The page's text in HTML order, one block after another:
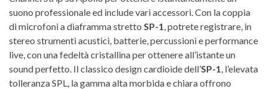
suono professionale ed include vari accessori. Con la coppia
di microfoni a diaframma stretto SP-1 , potrete registrare, in
stereo strumenti acustici, batterie, percussioni e performance
live, con una fedeltà cristallina per ottenere all’istante un
sound perfetto. Il classico design cardioide dell’SP-1 , l’elevata
tolleranza SPL, la gamma alta morbida e chiara offrono